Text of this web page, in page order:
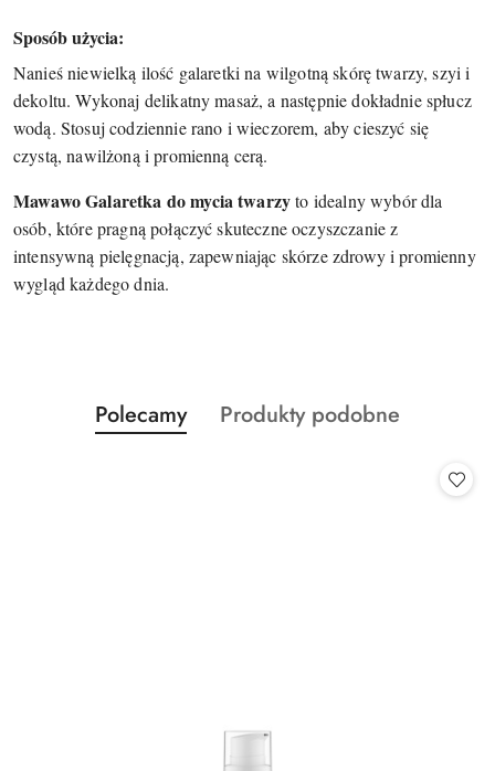
Sposób użycia:
Nanieś niewielką ilość galaretki na wilgotną skórę twarzy, szyi i
dekoltu. Wykonaj delikatny masaż, a następnie dokładnie spłucz
wodą. Stosuj codziennie rano i wieczorem, aby cieszyć się
czystą, nawilżoną i promienną cerą.
Mawawo Galaretka do mycia twarzyto idealny wybór dla
osób, które pragną połączyć skuteczne oczyszczanie z
intensywną pielęgnacją, zapewniając skórze zdrowy i promienny
wygląd każdego dnia.
Pomiń karuzelę produktów
Produkty
o
Polecamy
Produkty
Produkty podobne